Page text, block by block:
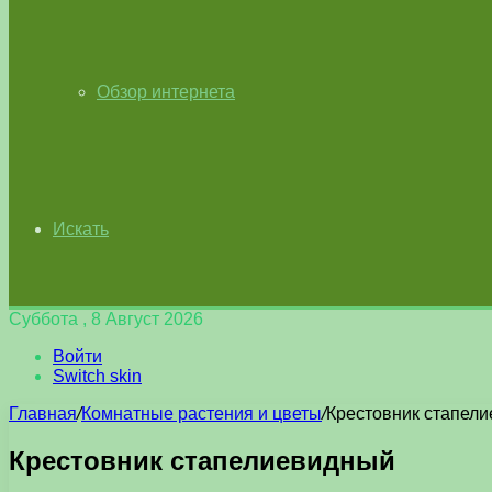
Обзор интернета
Искать
Суббота , 8 Август 2026
Войти
Switch skin
Главная/Комнатные растения и цветы/Крестовник
Крестовник стапелиевидный